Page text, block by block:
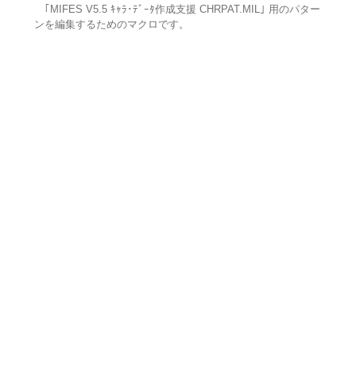
｢MIFES V5.5 ｷｬﾗ･ﾃﾞｰﾀ作成支援 CHRPAT.MIL｣ 用のパター
ンを編集するためのマクロです。